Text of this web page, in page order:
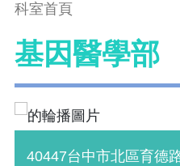
科室首頁
基因醫學部
40447台中市北區育德